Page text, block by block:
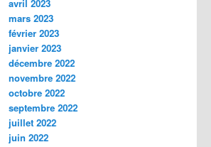
avril 2023
mars 2023
février 2023
janvier 2023
décembre 2022
novembre 2022
octobre 2022
septembre 2022
juillet 2022
juin 2022